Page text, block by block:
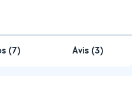
(7) Avis (3)